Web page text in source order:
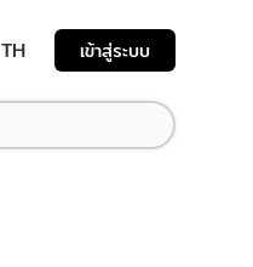
TH เข้าสู่ระบบ